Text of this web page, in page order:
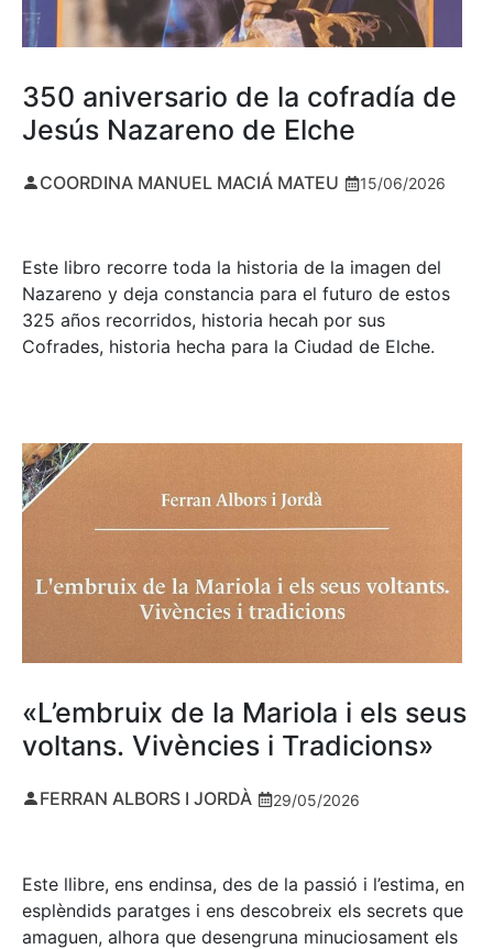
350 aniversario de la cofradía de
Jesús Nazareno de Elche
COORDINA MANUEL MACIÁ MATEU 15/06/2026
Este libro recorre toda la historia de la imagen del
Nazareno y deja constancia para el futuro de estos
325 años recorridos, historia hecah por sus
Cofrades, historia hecha para la Ciudad de Elche.
«L’embruix de la Mariola i els seus
voltans. Vivències i Tradicions»
FERRAN ALBORS I JORDÀ 29/05/2026
Este llibre, ens endinsa, des de la passió i l’estima, en
esplèndids paratges i ens descobreix els secrets que
amaguen, alhora que desengruna minuciosament els